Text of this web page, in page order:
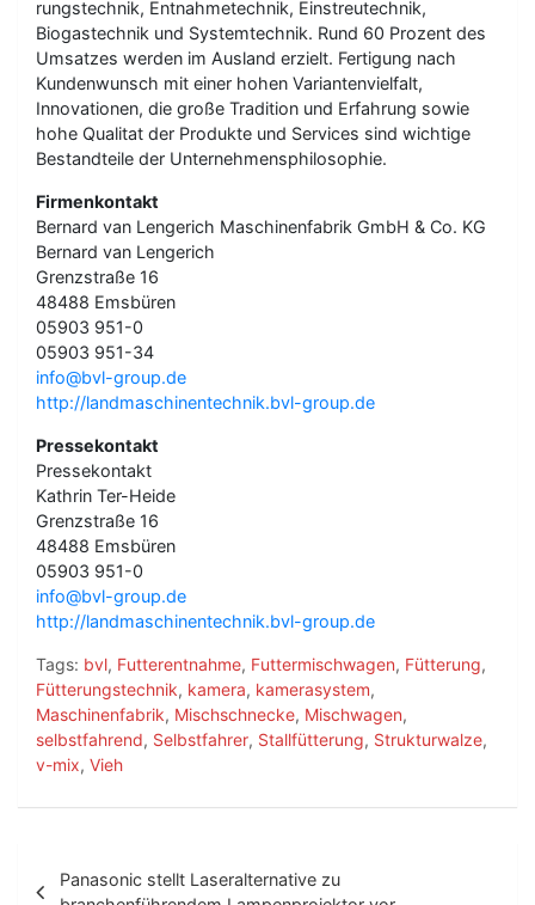
rungstechnik, Entnahmetechnik, Einstreutechnik,
Biogastechnik und Systemtechnik. Rund 60 Prozent des
Umsatzes werden im Ausland erzielt. Fertigung nach
Kundenwunsch mit einer hohen Variantenvielfalt,
Innovationen, die große Tradition und Erfahrung sowie
hohe Qualitat der Produkte und Services sind wichtige
Bestandteile der Unternehmensphilosophie.
Firmenkontakt
Bernard van Lengerich Maschinenfabrik GmbH & Co. KG
Bernard van Lengerich
Grenzstraße 16
48488 Emsbüren
05903 951-0
05903 951-34
info@bvl-group.de
http://landmaschinentechnik.bvl-group.de
Pressekontakt
Pressekontakt
Kathrin Ter-Heide
Grenzstraße 16
48488 Emsbüren
05903 951-0
info@bvl-group.de
http://landmaschinentechnik.bvl-group.de
Tags: bvl, Futterentnahme, Futtermischwagen, Fütterung,
Fütterungstechnik, kamera, kamerasystem,
Maschinenfabrik, Mischschnecke, Mischwagen,
selbstfahrend, Selbstfahrer, Stallfütterung, Strukturwalze,
v-mix, Vieh
Panasonic stellt Laseralternative zu